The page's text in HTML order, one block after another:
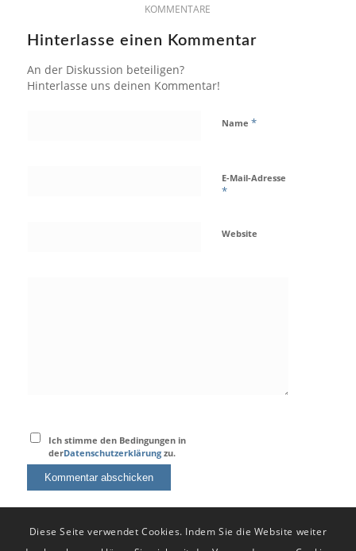
KOMMENTARE
Hinterlasse einen Kommentar
An der Diskussion beteiligen?
Hinterlasse uns deinen Kommentar!
Name *
E-Mail-Adresse
*
Website
Ich stimme den Bedingungen in
derDatenschutzerklärung zu.
Diese Seite verwendet Cookies. Indem Sie die Website weiter